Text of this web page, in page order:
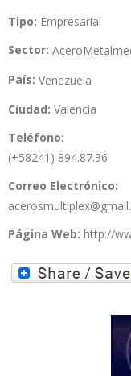
Tipo: Empresarial
Sector: Acero
País: Venezuela
Ciudad: Valencia
Teléfono:
(+58241) 894.87.36
Correo Electrónico:
Página Web: http://